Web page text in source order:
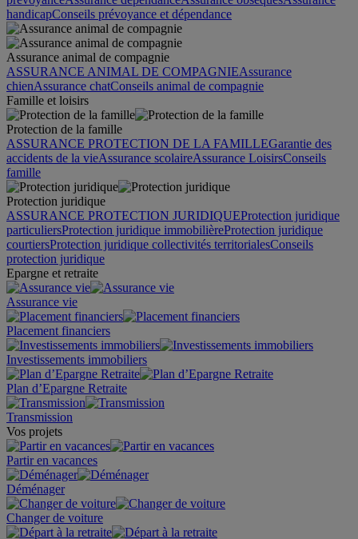
handicapConseils prévoyance et dépendance
Assurance animal de compagnie
ASSURANCE ANIMAL DE COMPAGNIEAssurance
chienAssurance chatConseils animal de compagnie
Famille et loisirs
Protection de la famille
ASSURANCE PROTECTION DE LA FAMILLEGarantie des
accidents de la vieAssurance scolaireAssurance LoisirsConseils
famille
Protection juridique
ASSURANCE PROTECTION JURIDIQUEProtection juridique
particuliersProtection juridique immobilièreProtection juridique
courtiersProtection juridique collectivités territorialesConseils
protection juridique
Epargne et retraite
Assurance vie
Placement financiers
Investissements immobiliers
Plan d’Epargne Retraite
Transmission
Vos projets
Partir en vacances
Déménager
Changer de voiture